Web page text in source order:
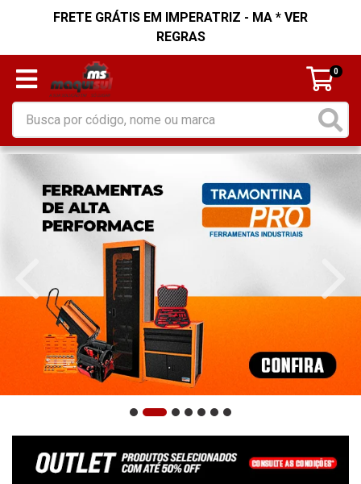
FRETE GRÁTIS EM IMPERATRIZ - MA * VER
REGRAS
0